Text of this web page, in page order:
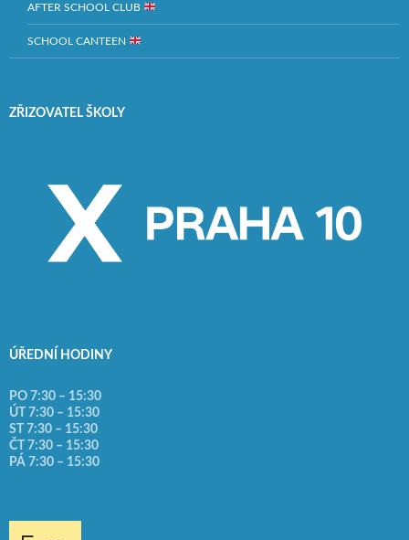
AFTER SCHOOL CLUB
SCHOOL CANTEEN
ZŘIZOVATEL ŠKOLY
ÚŘEDNÍ HODINY
PO 7:30 – 15:30
ÚT 7:30 – 15:30
ST 7:30 – 15:30
ČT 7:30 – 15:30
PÁ 7:30 – 15:30